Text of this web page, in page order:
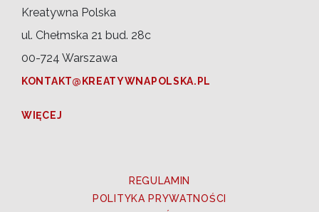
Kreatywna Polska
ul. Chełmska 21 bud. 28c
00-724 Warszawa
KONTAKT@KREATYWNAPOLSKA.PL
WIĘCEJ
REGULAMIN
POLITYKA PRYWATNOŚCI